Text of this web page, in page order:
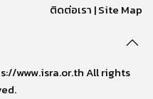
ติดต่อเรา |Site Map
www.isra.or.th All rights